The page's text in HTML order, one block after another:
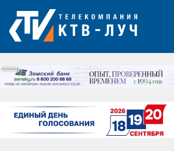
РЕКЛАМА